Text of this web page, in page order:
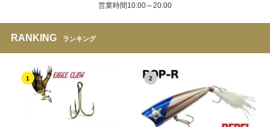
営業時間10:00～20:00
RANKING ランキング
1 2